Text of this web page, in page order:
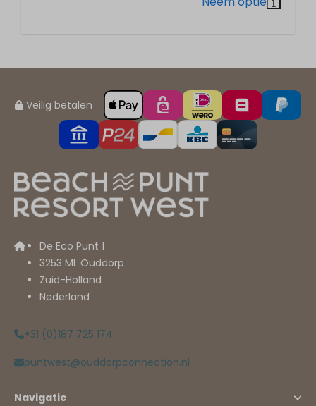
Veilig betalen
De Eco Punt 1
3253 ML Ouddorp
Zuid-Holland
Nederland
+31 (0)187 725 174
puntwest@ouddorpconnection.nl
Navigatie